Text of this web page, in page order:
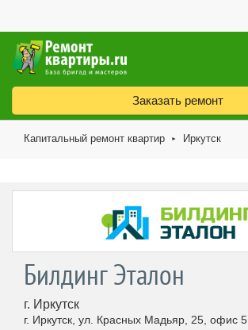
Заказать ремонт
Капитальный ремонт квартир ► Иркутск
Билдинг Эталон
г. Иркутск
г. Иркутск, ул. Красных Мадьяр, 25, офис 5